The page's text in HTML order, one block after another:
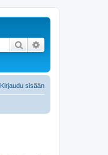
Etsi
Kirjaudu sisään